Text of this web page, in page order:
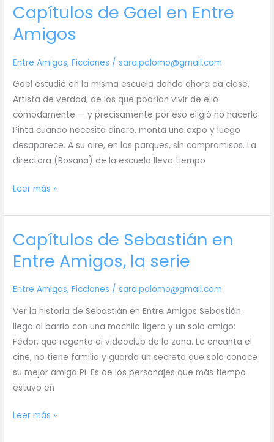
Amigos
cumple
5
Capítulos de Gael en Entre
Amigos
Entre Amigos,Ficciones /sara.palomo@gmail.com
Gael estudió en la misma escuela donde ahora da clase.
Artista de verdad, de los que podrían vivir de ello
cómodamente — y precisamente por eso eligió no hacerlo.
Pinta cuando necesita dinero, monta una expo y luego
desaparece. A su aire, en los parques, sin compromisos. La
directora (Rosana) de la escuela lleva tiempo
Capítulos
Gael
en
Entre
Amigos
Leer más »
Capítulos de Sebastián en
Entre Amigos, la serie
Entre Amigos,Ficciones /sara.palomo@gmail.com
Ver la historia de Sebastián en Entre Amigos Sebastián
llega al barrio con una mochila ligera y un solo amigo:
Fédor, que regenta el videoclub de la zona. Le encanta el
cine, no tiene familia y guarda un secreto que solo conoce
su mejor amiga Pi. Es de los personajes que más tiempo
estuvo en
Capítulos
Leer más »